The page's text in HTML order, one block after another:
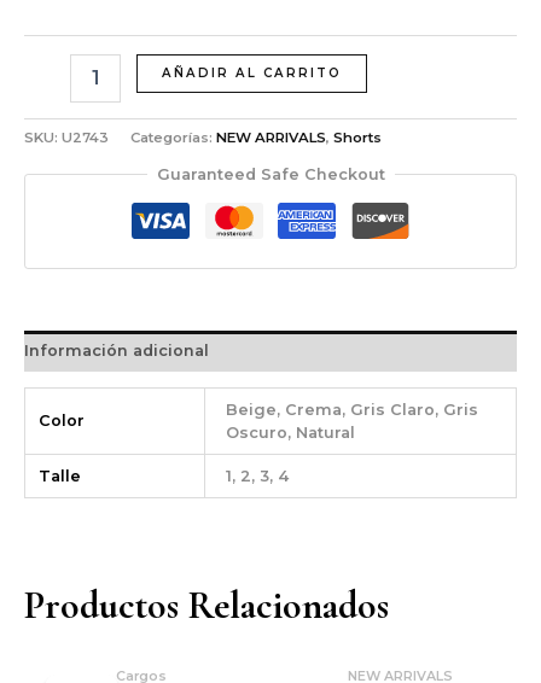
AÑADIR AL CARRITO
SKU: U2743 Categorías: NEW ARRIVALS, Shorts
Guaranteed Safe Checkout
Información adicional
Color
Beige, Crema, Gris Claro, Gris
Oscuro, Natural
Talle 1, 2, 3, 4
Productos Relacionados
Cargos NEW ARRIVALS